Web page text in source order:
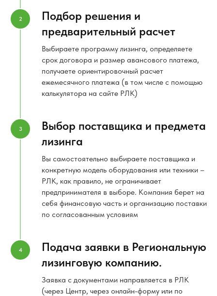
Подбор решения и
предварительный расчет
Выбираете программу лизинга, определяете
срок договора и размер авансового платежа,
получаете ориентировочный расчет
ежемесячного платежа (в том числе с помощью
калькулятора на сайте РЛК)
Выбор поставщика и предмета
лизинга
Вы самостоятельно выбираете поставщика и
конкретную модель оборудования или техники –
РЛК, как правило, не ограничивает
предпринимателя в выборе. Компания берет на
себя финансовую часть и организацию поставки
по согласованным условиям
Подача заявки в Региональную
лизинговую компанию.
Заявка с документами направляется в РЛК
(через Центр, через онлайн-форму или по